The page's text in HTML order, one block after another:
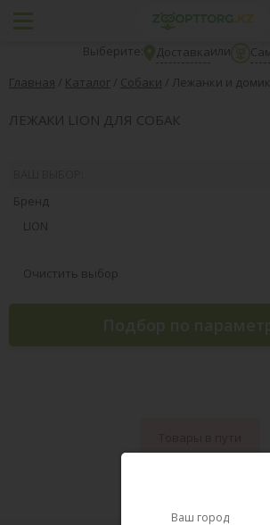
Выберите: Доставкаили
Главная / Каталог / Собаки / Лежанки и
ЛЕЖАКИ LION ДЛЯ СОБАК
Бренд
LION
Очистить выбор
Подбор по
Ваш город